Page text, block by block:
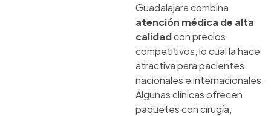
Guadalajara combina
atención médica de alta
calidadcon precios
competitivos, lo cual la hace
atractiva para pacientes
nacionales e internacionales.
Algunas clínicas ofrecen
paquetes con cirugía,